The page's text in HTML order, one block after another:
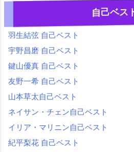
自己ベス
羽生結弦 自己ベスト
宇野昌磨 自己ベスト
鍵山優真 自己ベスト
友野一希 自己ベスト
山本草太自己ベスト
ネイサン・チェン自己ベスト
イリア・マリニン自己ベスト
紀平梨花 自己ベスト